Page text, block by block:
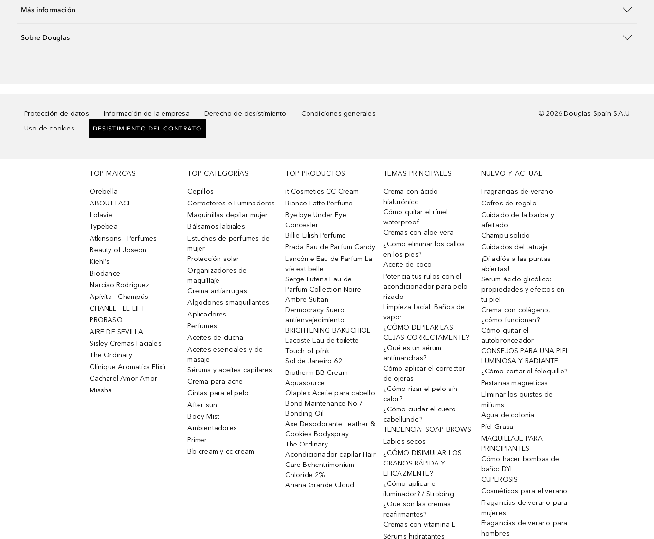
Más información
Sobre Douglas
Protección de datos Información de la empresa Derecho de desistimiento
Condiciones generales
Uso de cookies
DESISTIMIENTO DEL CONTRATO
© 2026 Douglas Spain S.A.U
TOP MARCAS
Orebella
ABOUT-FACE
Lolavie
Typebea
Atkinsons - Perfumes
Beauty of Joseon
Kiehl’s
Biodance
Narciso Rodriguez
Apivita - Champús
CHANEL - LE LIFT
PRORASO
AIRE DE SEVILLA
Sisley Cremas Faciales
The Ordinary
Clinique Aromatics Elixir
Cacharel Amor Amor
Missha
TOP CATEGORÍAS
Cepillos
Correctores e Iluminadores
Maquinillas depilar mujer
Bálsamos labiales
Estuches de perfumes de
mujer
Protección solar
Organizadores de
maquillaje
Crema antiarrugas
Algodones smaquillantes
Aplicadores
Perfumes
Aceites de ducha
Aceites esenciales y de
masaje
Sérums y aceites capilares
Crema para acne
Cintas para el pelo
After sun
Body Mist
Ambientadores
Primer
Bb cream y cc cream
TOP PRODUCTOS
it Cosmetics CC Cream
Bianco Latte Perfume
Bye bye Under Eye
Concealer
Billie Eilish Perfume
Prada Eau de Parfum Candy
Lancôme Eau de Parfum La
vie est belle
Serge Lutens Eau de
Parfum Collection Noire
Ambre Sultan
Dermocracy Suero
antienvejecimiento
BRIGHTENING BAKUCHIOL
Lacoste Eau de toilette
Touch of pink
Sol de Janeiro 62
Biotherm BB Cream
Aquasource
Olaplex Aceite para cabello
Bond Maintenance No.7
Bonding Oil
Axe Desodorante Leather &
Cookies Bodyspray
The Ordinary
Acondicionador capilar Hair
Care Behentrimonium
Chloride 2%
Ariana Grande Cloud
TEMAS PRINCIPALES
Crema con ácido
hialurónico
Cómo quitar el rímel
waterproof
Cremas con aloe vera
¿Cómo eliminar los callos
en los pies?
Aceite de coco
Potencia tus rulos con el
acondicionador para pelo
rizado
Limpieza facial: Baños de
vapor
¿CÓMO DEPILAR LAS
CEJAS CORRECTAMENTE?
¿Qué es un sérum
antimanchas?
Cómo aplicar el corrector
de ojeras
¿Cómo rizar el pelo sin
calor?
¿Cómo cuidar el cuero
cabellundo?
TENDENCIA: SOAP BROWS
Labios secos
¿CÓMO DISIMULAR LOS
GRANOS RÁPIDA Y
EFICAZMENTE?
¿Cómo aplicar el
iluminador? / Strobing
¿Qué son las cremas
reafirmantes?
Cremas con vitamina E
Sérums hidratantes
NUEVO Y ACTUAL
Fragrancias de verano
Cofres de regalo
Cuidado de la barba y
afeitado
Champu solido
Cuidados del tatuaje
¡Di adiós a las puntas
abiertas!
Serum ácido glicólico:
propiedades y efectos en
tu piel
Crema con colágeno,
¿cómo funcionan?
Cómo quitar el
autobronceador
CONSEJOS PARA UNA PIEL
LUMINOSA Y RADIANTE
¿Cómo cortar el felequillo?
Pestanas magneticas
Eliminar los quistes de
miliums
Agua de colonia
Piel Grasa
MAQUILLAJE PARA
PRINCIPIANTES
Cómo hacer bombas de
baño: DYI
CUPEROSIS
Cosméticos para el verano
Fragancias de verano para
mujeres
Fragancias de verano para
hombres